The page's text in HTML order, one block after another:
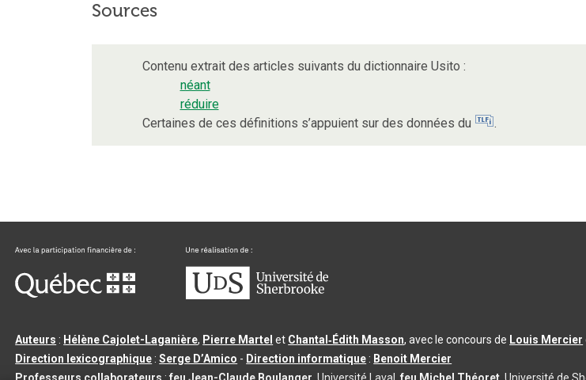
Sources
Contenu extrait des articles suivants du dictionnaire Usito :
néant
réduire
Certaines de ces définitions s’appuient sur des données du
.
Auteurs : Hélène Cajolet-Laganière, Pierre Martel et Chantal‑Édith Masson, avec le concours de Louis Mercier
Direction lexicographique :Serge D’Amico - Direction informatique : Benoit Mercier